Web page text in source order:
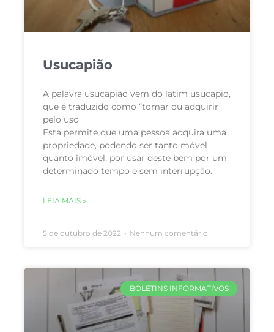
Usucapião
A palavra usucapião vem do latim usucapio,
que é traduzido como “tomar ou adquirir
pelo uso
Esta permite que uma pessoa adquira uma
propriedade, podendo ser tanto móvel
quanto imóvel, por usar deste bem por um
determinado tempo e sem interrupção.
LEIA MAIS »
5 de outubro de 2022 Nenhum comentário
BOLETINS INFORMATIVOS